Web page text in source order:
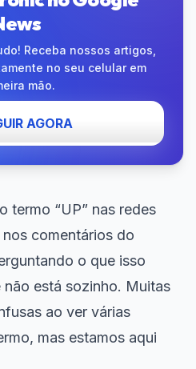
Receba nossos artigos,
no seu celular em
mão.
AGORA
termo “UP” nas redes
comentários do
o que isso
está sozinho. Muitas
ao ver várias
mas estamos aqui